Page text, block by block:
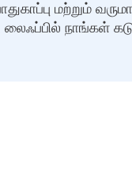
மற்றும்
நாங்கள்